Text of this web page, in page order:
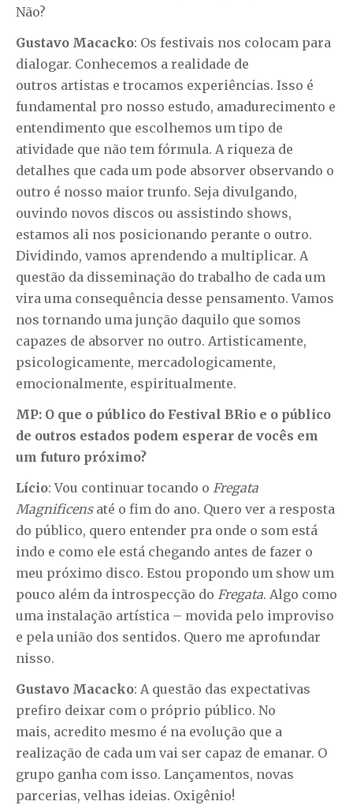
Não?
Gustavo Macacko: Os festivais nos colocam para
dialogar. Conhecemos a realidade de
outros artistas e trocamos experiências. Isso é
fundamental pro nosso estudo, amadurecimento e
entendimento que escolhemos um tipo de
atividade que não tem fórmula. A riqueza de
detalhes que cada um pode absorver observando o
outro é nosso maior trunfo. Seja divulgando,
ouvindo novos discos ou assistindo shows,
estamos ali nos posicionando perante o outro.
Dividindo, vamos aprendendo a multiplicar. A
questão da disseminação do trabalho de cada um
vira uma consequência desse pensamento. Vamos
nos tornando uma junção daquilo que somos
capazes de absorver no outro. Artisticamente,
psicologicamente, mercadologicamente,
emocionalmente, espiritualmente.
MP: O que o público do Festival BRio e o público
de outros estados podem esperar de vocês em
um futuro próximo?
Lício: Vou continuar tocando o Fregata
Magnificensaté o fim do ano. Quero ver a resposta
do público, quero entender pra onde o som está
indo e como ele está chegando antes de fazer o
meu próximo disco. Estou propondo um show um
pouco além da introspecção do Fregata. Algo como
uma instalação artística – movida pelo improviso
e pela união dos sentidos. Quero me aprofundar
nisso.
Gustavo Macacko: A questão das expectativas
prefiro deixar com o próprio público. No
mais, acredito mesmo é na evolução que a
realização de cada um vai ser capaz de emanar. O
grupo ganha com isso. Lançamentos, novas
parcerias, velhas ideias. Oxigênio!